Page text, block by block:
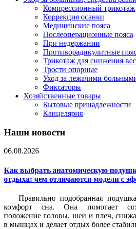
Компрессионный трикотаж
Коррекция осанки
Медицинские пояса
Послеоперационные пояса
При недержании
Противорадикулитные
Трикотаж для снижения
Трости опорные
Уход за лежачими
Фиксаторы
Хозяйственные товары
Бытовые принадлежности
Канцелярия
Наши новости
06.08.2026
Как выбрать анатомическую
отдыха: чем отличаются модели с
Правильно подобранная
комфорт сна. Она помогает
положение головы, шеи и плеч,
в мышцах и делает отдых более